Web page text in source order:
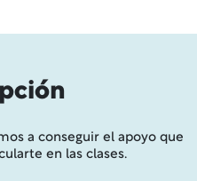
a conseguir el apoyo que
en las clases.